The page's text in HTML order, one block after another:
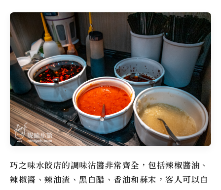
巧之味水餃店的調味沾醬非常齊全，包括辣椒醬油、
辣椒醬、辣油渣、黑白醋、香油和蒜末，客人可以自